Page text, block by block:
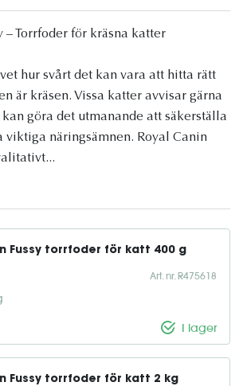
– Torrfoder för kräsna katter
hur svårt det kan vara att hitta rätt
är kräsen. Vissa katter avvisar gärna
göra det utmanande att säkerställa
viktiga näringsämnen. Royal Canin
Fussy torrfoder för katt 400 g
Art. nr. R475618
I lager
Fussy torrfoder för katt 2 kg